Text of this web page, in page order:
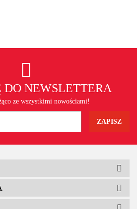
DO NEWSLETTERA
ze wszystkimi nowościami!